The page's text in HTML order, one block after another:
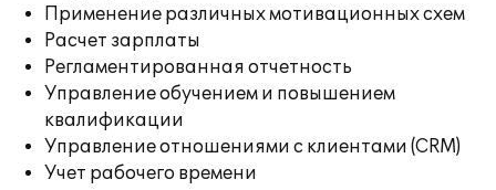
Применение различных мотивационных схем
Расчет зарплаты
Регламентированная отчетность
Управление обучением и повышением
квалификации
Управление отношениями с клиентами (CRM)
Учет рабочего времени